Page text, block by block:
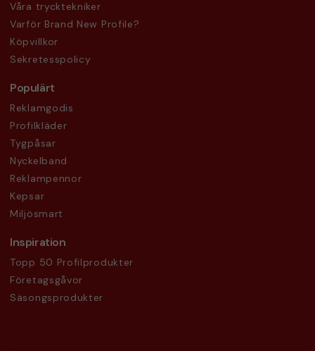
Våra trycktekniker
Varför Brand New Profile?
Köpvillkor
Sekretesspolicy
Populärt
Reklamgodis
Profilkläder
Tygpåsar
Nyckelband
Reklampennor
Kepsar
Miljösmart
Inspiration
Topp 50 Profilprodukter
Företagsgåvor
Säsongsprodukter